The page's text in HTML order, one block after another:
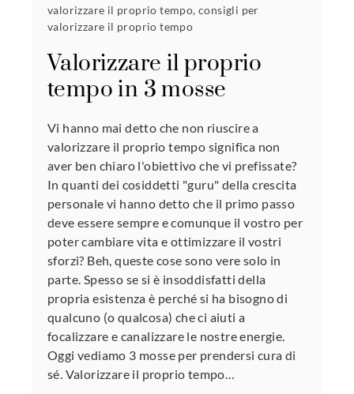
valorizzare il proprio tempo,consigli per
valorizzare il proprio tempo
Valorizzare il proprio
tempo in 3 mosse
Vi hanno mai detto che non riuscire a
valorizzare il proprio tempo significa non
aver ben chiaro l'obiettivo che vi prefissate?
In quanti dei cosiddetti "guru" della crescita
personale vi hanno detto che il primo passo
deve essere sempre e comunque il vostro per
poter cambiare vita e ottimizzare il vostri
sforzi? Beh, queste cose sono vere solo in
parte. Spesso se si è insoddisfatti della
propria esistenza è perché si ha bisogno di
qualcuno (o qualcosa) che ci aiuti a
focalizzare e canalizzare le nostre energie.
Oggi vediamo 3 mosse per prendersi cura di
sé. Valorizzare il proprio tempo…